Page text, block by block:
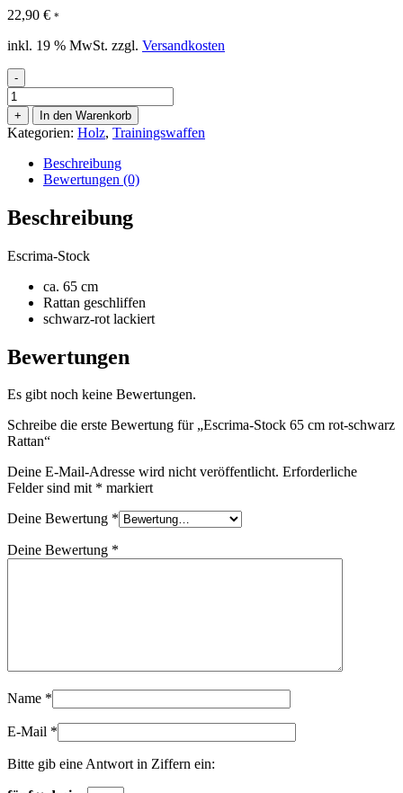
22,90 € *
inkl. 19 % MwSt. zzgl. Versandkosten
-
Escrima-
Stock
65
cm
schwarz
Menge
+ In den Warenkorb
Kategorien: Holz, Trainingswaffen
Beschreibung
Bewertungen (0)
Beschreibung
Escrima-Stock
ca. 65 cm
Rattan geschliffen
schwarz-rot lackiert
Bewertungen
Es gibt noch keine Bewertungen.
Schreibe die erste Bewertung für „Escrima-Stock 65 cm rot-schwarz
Rattan“
Deine E-Mail-Adresse wird nicht veröffentlicht. Erforderliche
Felder sind mit * markiert
Deine Bewertung *
Deine Bewertung *
Name *
E-Mail *
Bitte gib eine Antwort in Ziffern ein: